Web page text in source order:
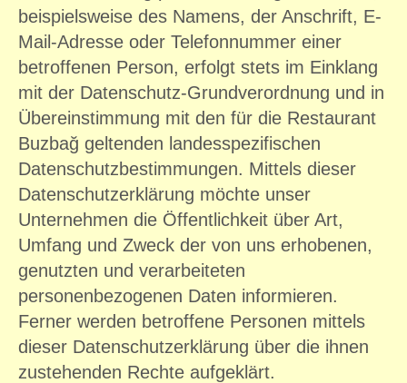
beispielsweise des Namens, der Anschrift, E-
Mail-Adresse oder Telefonnummer einer
betroffenen Person, erfolgt stets im Einklang
mit der Datenschutz-Grundverordnung und in
Übereinstimmung mit den für die Restaurant
Buzbağ geltenden landesspezifischen
Datenschutzbestimmungen. Mittels dieser
Datenschutzerklärung möchte unser
Unternehmen die Öffentlichkeit über Art,
Umfang und Zweck der von uns erhobenen,
genutzten und verarbeiteten
personenbezogenen Daten informieren.
Ferner werden betroffene Personen mittels
dieser Datenschutzerklärung über die ihnen
zustehenden Rechte aufgeklärt.